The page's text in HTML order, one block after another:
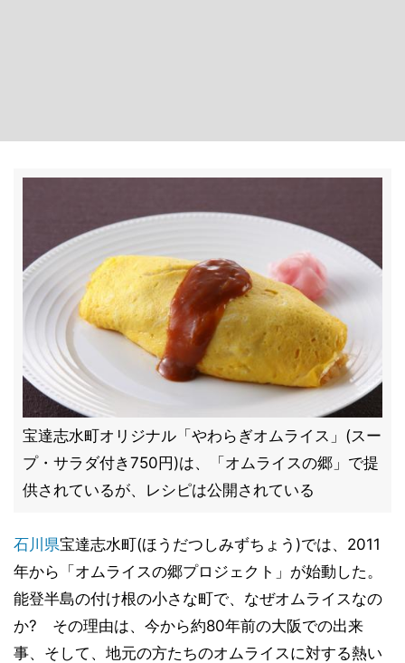
宝達志水町オリジナル「やわらぎオムライス」(スー
プ・サラダ付き750円)は、「オムライスの郷」で提
供されているが、レシピは公開されている
石川県宝達志水町(ほうだつしみずちょう)では、2011
年から「オムライスの郷プロジェクト」が始動した。
能登半島の付け根の小さな町で、なぜオムライスなの
か? その理由は、今から約80年前の大阪での出来
事、そして、地元の方たちのオムライスに対する熱い